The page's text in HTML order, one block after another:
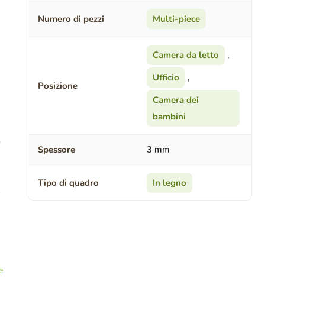
Numero di pezzi Multi-piece
Posizione
Camera da letto
,
Ufficio
,
Camera dei
bambini
Spessore 3 mm
Tipo di quadro In legno